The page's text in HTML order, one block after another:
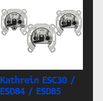
Kathrein ESC30 /
ESD84 / ESD85